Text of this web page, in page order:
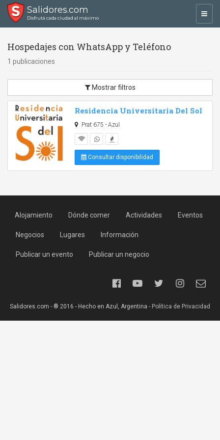
Salidores.com
Disfrutá cada ciudad al máximo
Hospedajes con WhatsApp y Teléfono
1 publicaciones
Mostrar filtros
Residencia Universitaria Del Sol
Prat 675 - Azul
Consultar disponibilidad
Alojamiento Dónde comer Actividades Eventos
Negocios Lugares Información
Publicar un evento Publicar un negocio
Salidores.com - ® 2016 - Hecho en Azul, Argentina - Política de Privacidad